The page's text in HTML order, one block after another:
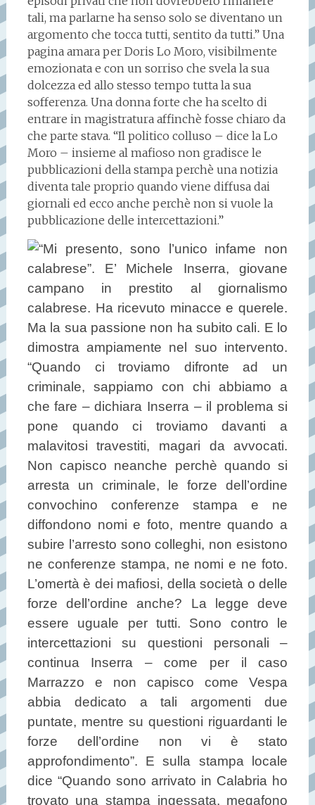
tali, ma parlarne ha senso solo se diventano un
argomento che tocca tutti, sentito da tutti.” Una
pagina amara per Doris Lo Moro, visibilmente
emozionata e con un sorriso che svela la sua
dolcezza ed allo stesso tempo tutta la sua
sofferenza. Una donna forte che ha scelto di
entrare in magistratura affinchè fosse chiaro da
che parte stava. “Il politico colluso – dice la Lo
Moro – insieme al mafioso non gradisce le
pubblicazioni della stampa perchè una notizia
diventa tale proprio quando viene diffusa dai
giornali ed ecco anche perchè non si vuole la
pubblicazione delle intercettazioni.”
“Mi presento, sono l’unico infame non
calabrese”. E’ Michele Inserra, giovane
campano in prestito al giornalismo
calabrese. Ha ricevuto minacce e querele.
Ma la sua passione non ha subito cali. E lo
dimostra ampiamente nel suo intervento.
“Quando ci troviamo difronte ad un
criminale, sappiamo con chi abbiamo a
che fare – dichiara Inserra – il problema si
pone quando ci troviamo davanti a
malavitosi travestiti, magari da avvocati.
Non capisco neanche perchè quando si
arresta un criminale, le forze dell’ordine
convochino conferenze stampa e ne
diffondono nomi e foto, mentre quando a
subire l’arresto sono colleghi, non esistono
ne conferenze stampa, ne nomi e ne foto.
L’omertà è dei mafiosi, della società o delle
forze dell’ordine anche? La legge deve
essere uguale per tutti. Sono contro le
intercettazioni su questioni personali –
continua Inserra – come per il caso
Marrazzo e non capisco come Vespa
abbia dedicato a tali argomenti due
puntate, mentre su questioni riguardanti le
forze dell’ordine non vi è stato
approfondimento”. E sulla stampa locale
dice “Quando sono arrivato in Calabria ho
trovato una stampa ingessata, megafono